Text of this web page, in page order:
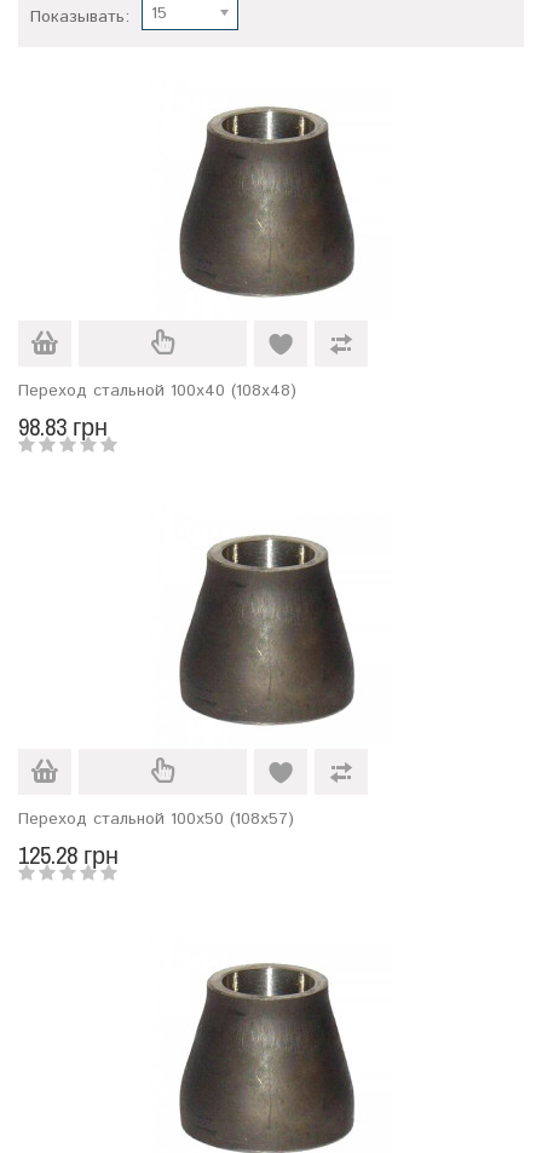
Показывать: 15
Переход стальной 100х40 (108х48)
98.83 грн
Переход стальной 100х50 (108х57)
125.28 грн